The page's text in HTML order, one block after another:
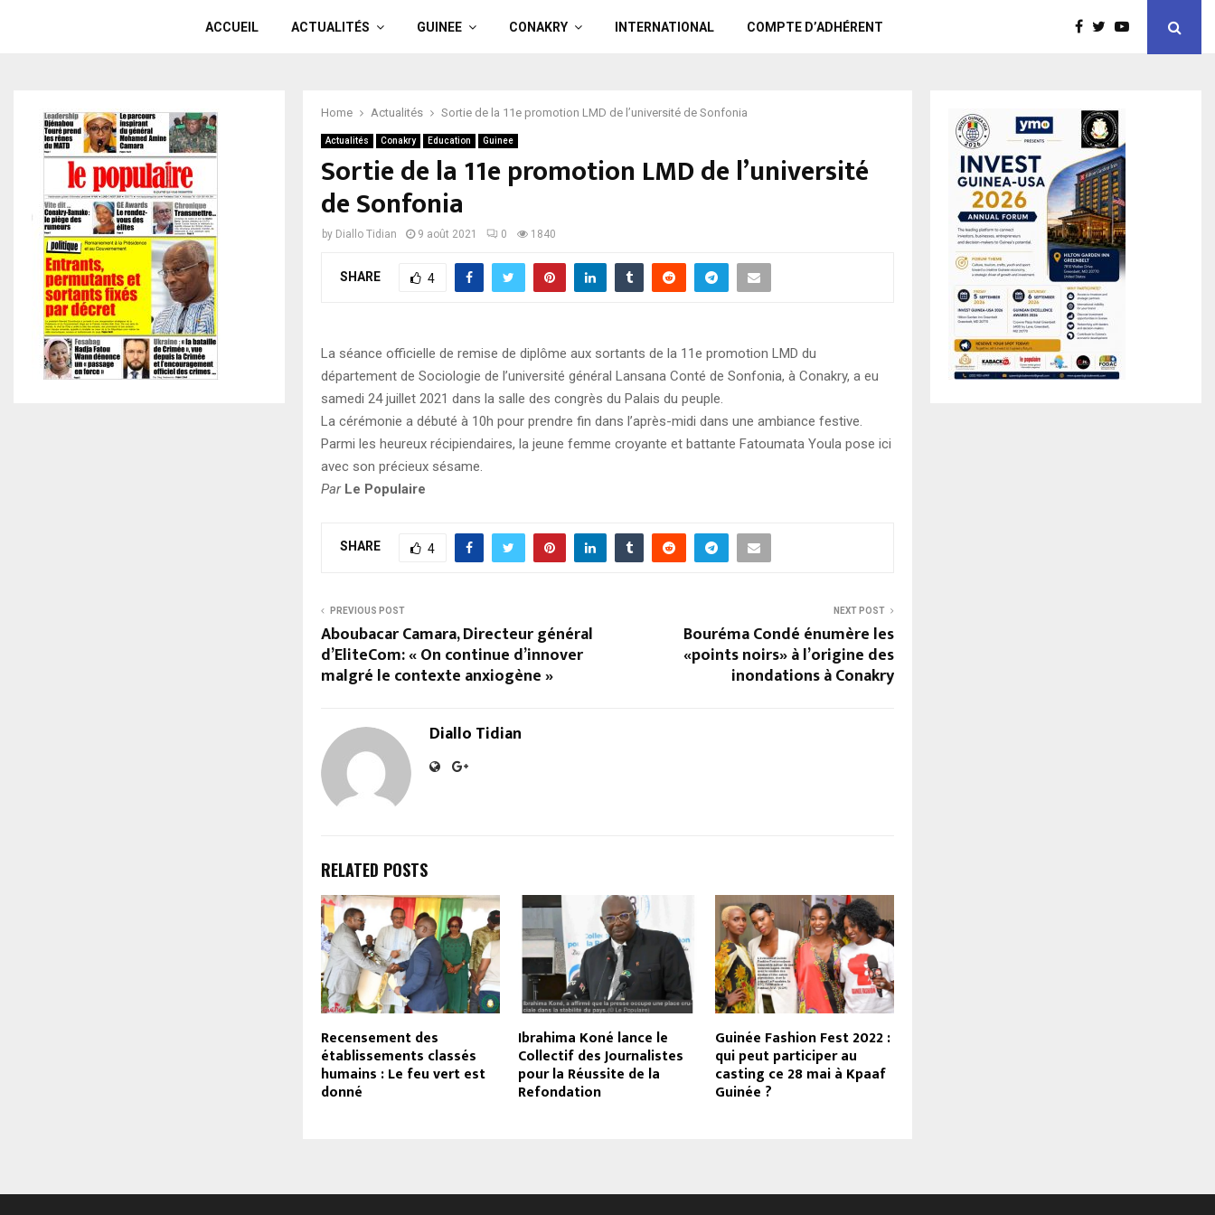
ACCUEIL ACTUALITÉS GUINEE CONAKRY INTERNATIONAL COMPTE D’ADHÉRENT
Home Actualités Sortie de la 11e promotion LMD de l’université de Sonfonia
Actualités Conakry Education Guinee
Sortie de la 11e promotion LMD de l’université
de Sonfonia
by Diallo Tidian 9 août 2021 0 1840
SHARE 4
La séance officielle de remise de diplôme aux sortants de la 11e promotion LMD du
département de Sociologie de l’université général Lansana Conté de Sonfonia, à Conakry, a eu
samedi 24 juillet 2021 dans la salle des congrès du Palais du peuple.
La cérémonie a débuté à 10h pour prendre fin dans l’après-midi dans une ambiance festive.
Parmi les heureux récipiendaires, la jeune femme croyante et battante Fatoumata Youla pose ici
avec son précieux sésame.
Par Le Populaire
SHARE 4
PREVIOUS POST
Aboubacar Camara, Directeur général
d’EliteCom: « On continue d’innover
malgré le contexte anxiogène »
NEXT POST
Bouréma Condé énumère les
«points noirs» à l’origine des
inondations à Conakry
Diallo Tidian
RELATED POSTS
Recensement des
établissements classés
humains : Le feu vert est
donné
Ibrahima Koné lance le
Collectif des Journalistes
pour la Réussite de la
Refondation
Guinée Fashion Fest 2022 :
qui peut participer au
casting ce 28 mai à Kpaaf
Guinée ?